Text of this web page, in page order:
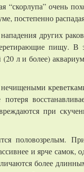
очень
постепенно
других
пищу. В
л и более)
при
половозрелым.
и ярче самок,
более